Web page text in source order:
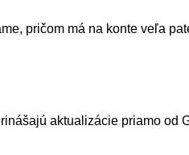
pričom má na konte veľa
aktualizácie priamo od